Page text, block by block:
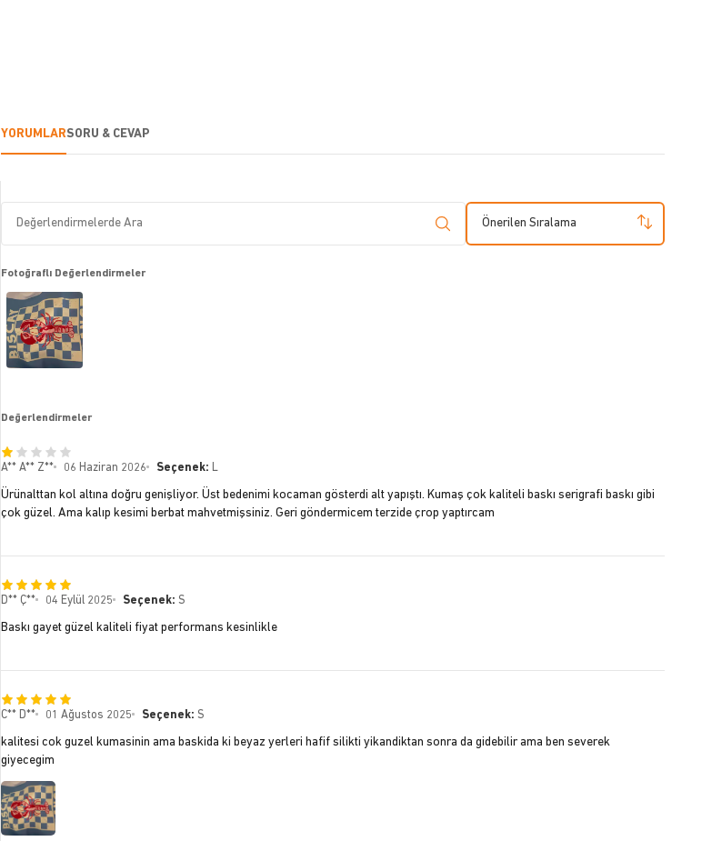
YORUMLARSORU & CEVAP
Önerilen Sıralama
Fotoğraflı Değerlendirmeler
Değerlendirmeler
A** A** Z** 06 Haziran 2026 Seçenek: L
Ürünalttan kol altına doğru genişliyor. Üst bedenimi kocaman gösterdi alt yapıştı. Kumaş çok kaliteli baskı serigrafi baskı gibi
çok güzel. Ama kalıp kesimi berbat mahvetmişsiniz. Geri göndermicem terzide çrop yaptırcam
D** Ç** 04 Eylül 2025 Seçenek: S
Baskı gayet güzel kaliteli fiyat performans kesinlikle
C** D** 01 Ağustos 2025 Seçenek: S
kalitesi cok guzel kumasinin ama baskida ki beyaz yerleri hafif silikti yikandiktan sonra da gidebilir ama ben severek
giyecegim